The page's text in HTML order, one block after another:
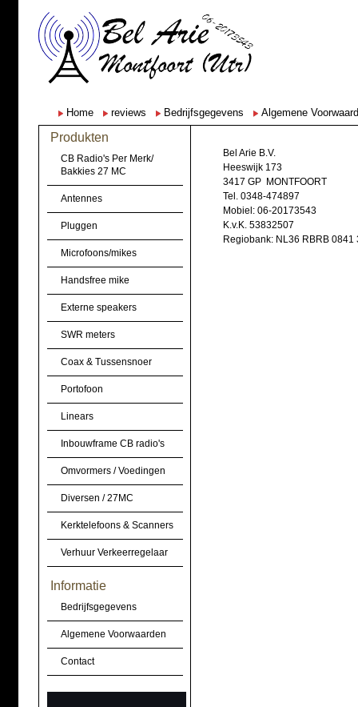
Home reviews Bedrijfsgegevens Algemene
Produkten
CB Radio's Per Merk/
Bakkies 27 MC
Antennes
Pluggen
Microfoons/mikes
Handsfree mike
Externe speakers
SWR meters
Coax & Tussensnoer
Portofoon
Linears
Inbouwframe CB radio's
Omvormers / Voedingen
Diversen / 27MC
Kerktelefoons & Scanners
Verhuur Verkeerregelaar
Informatie
Bedrijfsgegevens
Algemene Voorwaarden
Contact
Bel Arie B.V.
Heeswijk 173
3417 GP MONTFOORT
Tel. 0348-474897
Mobiel: 06-20173543
K.v.K. 53832507
Regiobank: NL36 RBRB 0841